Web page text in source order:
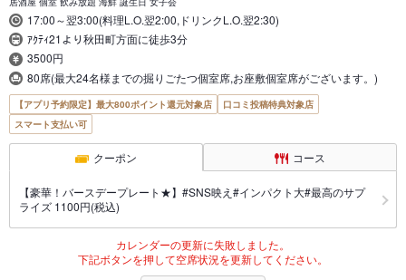
17:00～翌3:00(料理L.O.翌2:00,ドリンクL.O.翌2:30)
ｱｸﾃｨ21より秋田町方面に徒歩3分
3500円
80席(最大24名様までの掘りごたつ個室席,お座敷個室席がございます。)
【アプリ予約限定】最大800ポイント還元対象店
口コミ投稿特典対象店
スマート支払い可
クーポン コース
【豪華！バースデープレート★】#SNS映え#インパクト大#最高のサプ
ライズ 1100円(税込)
カレンダーの更新に失敗しました。
下記ボタンを押して空席状況を更新してください。